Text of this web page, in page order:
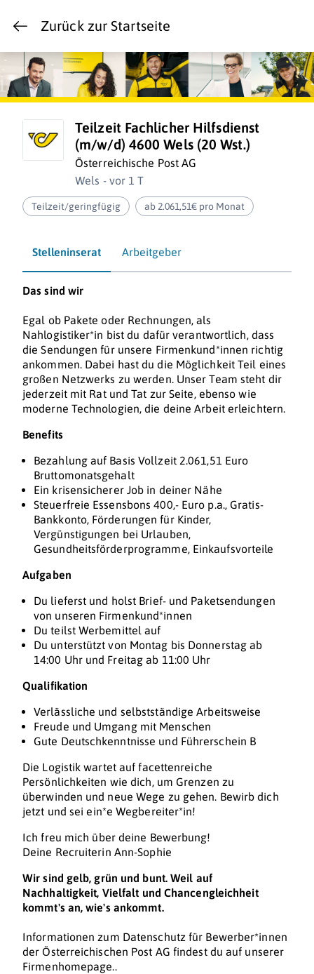
Zurück zur Startseite
Teilzeit Fachlicher Hilfsdienst
(m/w/d) 4600 Wels (20 Wst.)
Österreichische Post AG
Wels - vor 1 T
Teilzeit/geringfügig ab 2.061,51€ pro Monat
Stelleninserat Arbeitgeber
Das sind wir
Egal ob Pakete oder Rechnungen, als
Nahlogistiker*in bist du dafür verantwortlich, dass
die Sendungen für unsere Firmenkund*innen richtig
ankommen. Dabei hast du die Möglichkeit Teil eines
großen Netzwerks zu werden. Unser Team steht dir
jederzeit mit Rat und Tat zur Seite, ebenso wie
moderne Technologien, die deine Arbeit erleichtern.
Benefits
Bezahlung auf Basis Vollzeit 2.061,51 Euro
Bruttomonatsgehalt
Ein krisensicherer Job in deiner Nähe
Steuerfreie Essensbons 400,- Euro p.a., Gratis-
Bankkonto, Förderungen für Kinder,
Vergünstigungen bei Urlauben,
Gesundheitsförderprogramme, Einkaufsvorteile
Aufgaben
Du lieferst und holst Brief- und Paketsendungen
von unseren Firmenkund*innen
Du teilst Werbemittel auf
Du unterstützt von Montag bis Donnerstag ab
14:00 Uhr und Freitag ab 11:00 Uhr
Qualifikation
Verlässliche und selbstständige Arbeitsweise
Freude und Umgang mit Menschen
Gute Deutschkenntnisse und Führerschein B
Die Logistik wartet auf facettenreiche
Persönlichkeiten wie dich, um Grenzen zu
überwinden und neue Wege zu gehen. Bewirb dich
jetzt und sei ein*e Wegbereiter*in!
Ich freu mich über deine Bewerbung!
Deine Recruiterin Ann-Sophie
Wir sind gelb, grün und bunt. Weil auf
Nachhaltigkeit, Vielfalt und Chancengleichheit
kommt's an, wie's ankommt.
Informationen zum Datenschutz für Bewerber*innen
der Österreichischen Post AG findest du auf unserer
Firmenhomepage..